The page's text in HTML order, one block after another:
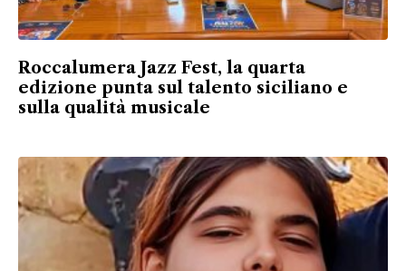
Roccalumera Jazz Fest, la quarta
edizione punta sul talento siciliano e
sulla qualità musicale